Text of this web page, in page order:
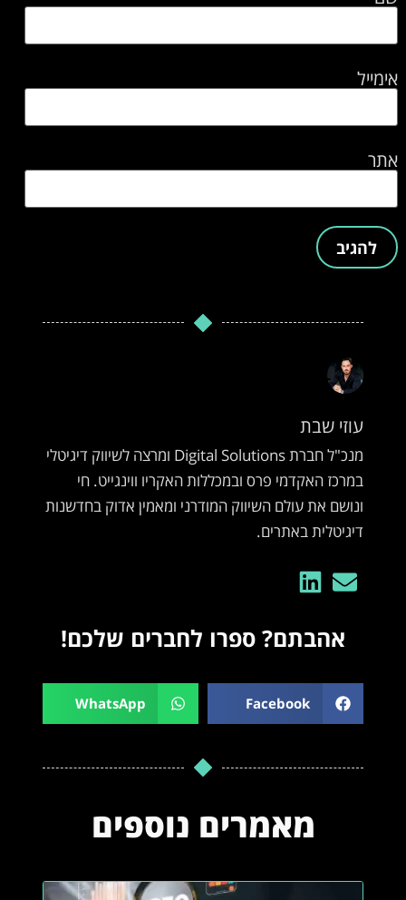
אימייל
אתר
עוזי שבת
מנכ"ל חברת Digital Solutions ומרצה לשיווק דיגיטלי
במרכז האקדמי פרס ובמכללות האקריו ווינגייט. חי
ונושם את עולם השיווק המודרני ומאמין אדוק בחדשנות
דיגיטלית באתרים.
אהבתם? ספרו לחברים שלכם!
Facebook
WhatsApp
מאמרים נוספים